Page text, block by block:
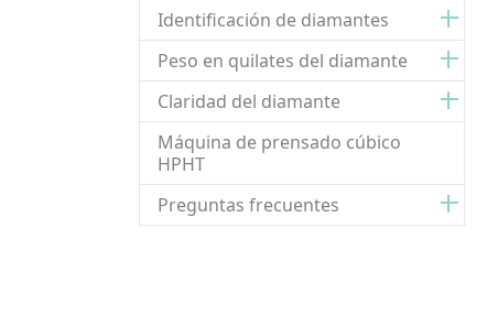
Identificación de diamantes
Peso en quilates del diamante
Claridad del diamante
Máquina de prensado cúbico
HPHT
Preguntas frecuentes